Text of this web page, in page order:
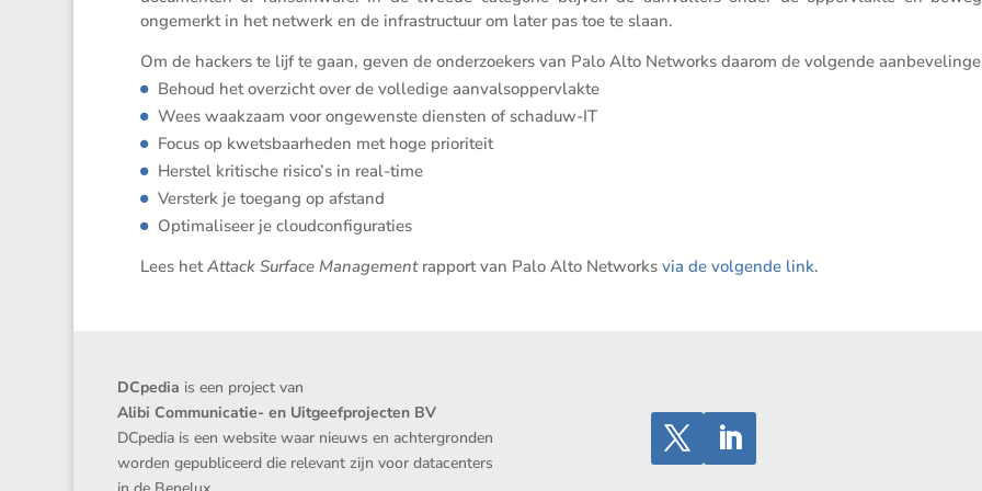
ongemerkt in het netwerk en de infra­struc­tuur om later pas toe te slaan.
Om de hackers te lijf te gaan, geven de onder­zoe­kers van Palo Alto Networks daarom de volgende
Behoud het overzicht over de volle­dige aanvalsoppervlakte
Wees waakzaam voor ongewenste diensten of schaduw-IT
Focus op kwets­baar­heden met hoge prioriteit
Herstel kriti­sche risico’s in real-time
Versterk je toegang op afstand
Optima­li­seer je cloudconfiguraties
Lees hetAttack Surface Manage­ment rapport van Palo Alto Networks via de volgende link.
DCpedia is een project van
Alibi Communicatie- en Uitgeefprojecten BV
DCpedia is een website waar nieuws en achtergronden
worden gepubliceerd die relevant zijn voor datacenters